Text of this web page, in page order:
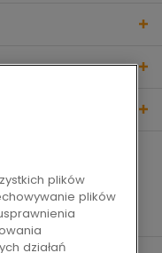
plików
plików
działań